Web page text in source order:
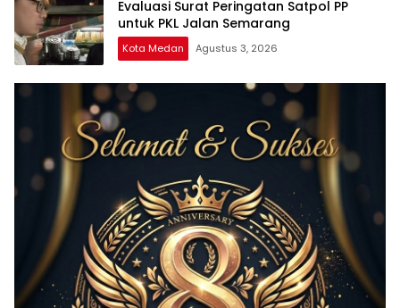
Evaluasi Surat Peringatan Satpol PP
untuk PKL Jalan Semarang
Kota Medan Agustus 3, 2026